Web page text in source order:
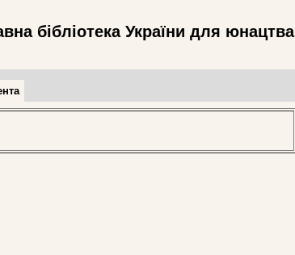
бібліотека України для юнацтва